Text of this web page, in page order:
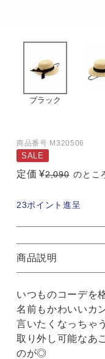
ブラック
商品番号 M320506
SALE
定価 ¥2,090 のとこ
23ポイント進呈
商品説明
いつものコーデを
名前もかわいいカ
言いたくなっちゃ
取り外し可能なあ
のが◎